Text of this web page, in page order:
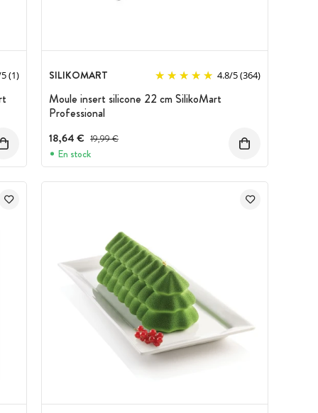
5(1) SILIKOMART 4.8/5(364)
Moule insert silicone 22 cm SilikoMart
Professional
18,64 € Prix avant réduction :
19,99 €
En stock